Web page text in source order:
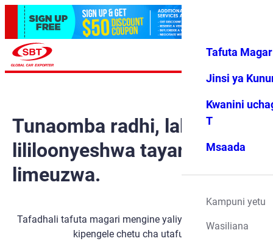
Vipendwa
Menyu
Tafuta
Jinsi ya
Kwanini
T
Msaada
Kampuni yetu
Wasiliana
Tunaomba radhi, lakini gari
lililoonyeshwa tayari
limeuzwa.
Tafadhali tafuta magari mengine yaliyopo kwa kutumia
kipengele chetu cha utafutaji.